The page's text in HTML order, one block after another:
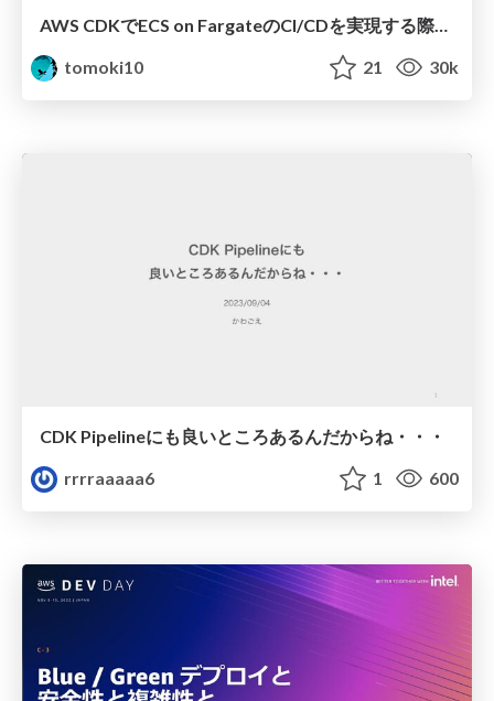
AWS CDKでECS on FargateのCI/CDを実現する際の理想と現実 / ideal-and-reality-when-implementing-cicd-for-ecs-on-fargate-with-aws-cdk
tomoki10
21 30k
CDK Pipelineにも良いところあるんだからね・・・
rrrraaaaa6
1 600